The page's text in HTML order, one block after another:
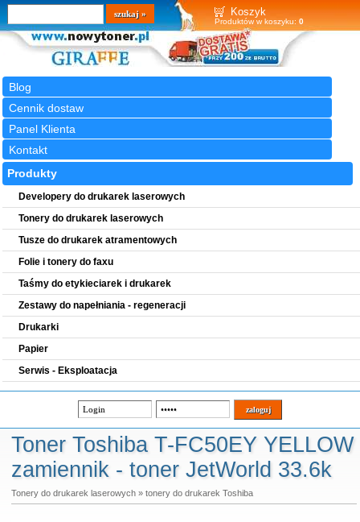
Koszyk
Produktów w koszyku: 0
Blog
Cennik dostaw
Panel Klienta
Kontakt
Wyszukiwarka
szukaj
Produkty
Developery do drukarek laserowych
Tonery do drukarek laserowych
Tusze do drukarek atramentowych
Folie i tonery do faxu
Taśmy do etykieciarek i drukarek
Zestawy do napełniania - regeneracji
Drukarki
Papier
Serwis - Eksploatacja
Toner Toshiba T-FC50EY YELLOW
zamiennik - toner JetWorld 33.6k
Tonery do drukarek laserowych» tonery do drukarek Toshiba